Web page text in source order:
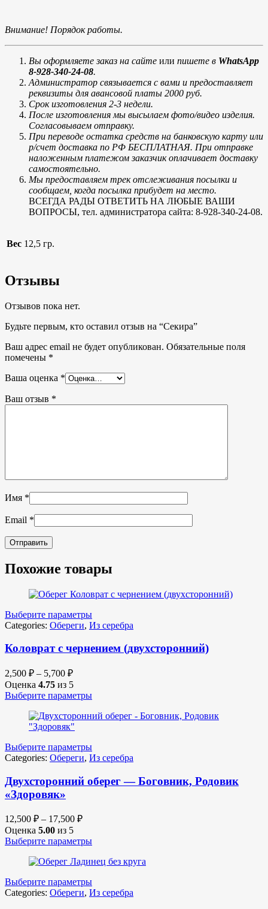
Внимание! Порядок работы.
Вы оформляете заказ на сайте или пишете в WhatsApp
8-928-340-24-08.
Администратор связывается с вами и предоставляет
реквизиты для авансовой платы 2000 руб.
Срок изготовления 2-3 недели.
После изготовления мы высылаем фото/видео изделия.
Согласовываем отправку.
При переводе остатка средств на банковскую карту или
р/счет доставка по РФ БЕСПЛАТНАЯ. При отправке
наложенным платежом заказчик оплачивает доставку
самостоятельно.
Мы предоставляем трек отслеживания посылки и
сообщаем, когда посылка прибудет на место.
ВСЕГДА РАДЫ ОТВЕТИТЬ НА ЛЮБЫЕ ВАШИ
ВОПРОСЫ, тел. администратора сайта: 8-928-340-24-08.
Вес 12,5 гр.
Отзывы
Отзывов пока нет.
Будьте первым, кто оставил отзыв на “Секира”
Ваш адрес email не будет опубликован. Обязательные поля
помечены *
Ваша оценка *
Ваш отзыв *
Имя *
Email *
Похожие товары
Выберите параметры
Categories: Обереги, Из серебра
Коловрат с чернением (двухсторонний)
2,500 ₽ – 5,700 ₽
Оценка 4.75 из 5
Выберите параметры
Выберите параметры
Categories: Обереги, Из серебра
Двухсторонний оберег — Боговник, Родовик
«Здоровяк»
12,500 ₽ – 17,500 ₽
Оценка 5.00 из 5
Выберите параметры
Выберите параметры
Categories: Обереги, Из серебра